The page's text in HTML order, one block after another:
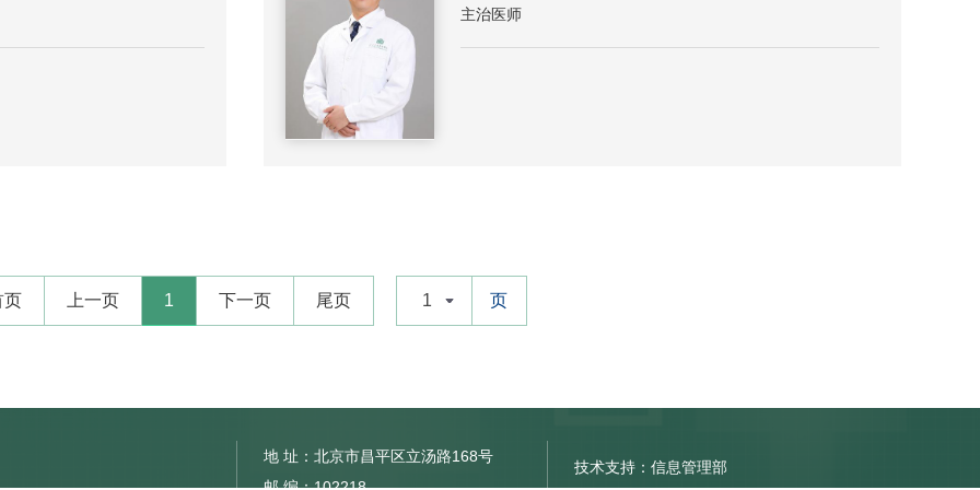
主治医师
页 上一页 1 下一页 尾页 1 页
地 址：北京市昌平区立汤路168号
技术支持：信息管理部